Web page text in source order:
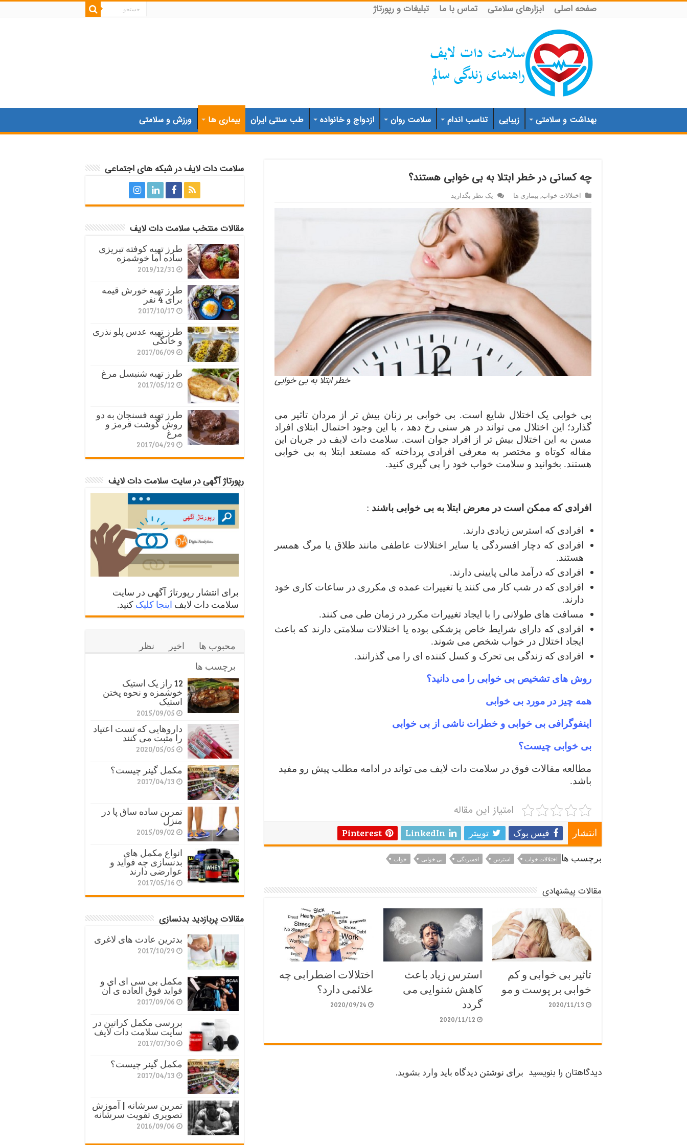
صفحه اصلی ابزارهای سلامتی تماس با ما تبلیغات و رپورتاژ
بهداشت و سلامتی زیبایی تناسب اندام سلامت روان ازدواج و خانواده طب سنتی ایران بیماری ها ورزش و سلامتی
چه کسانی در خطر ابتلا به بی خوابی هستند؟
اختلالات خواب, بیماری ها یک نظر بگذارید
خطر ابتلا به بی خوابی
بی خوابی یک اختلال شایع است. بی خوابی بر زنان بیش تر از مردان تاثیر می
گذارد؛ این اختلال می تواند در هر سنی رخ دهد ، با این وجود احتمال ابتلای افراد
مسن به این اختلال بیش تر از افراد جوان است. سلامت دات لایف در جریان این
مقاله کوتاه و مختصر به معرفی افرادی پرداخته که مستعد ابتلا به بی خوابی
هستند. بخوانید و سلامت خواب خود را پی گیری کنید.
افرادی که ممکن است در معرض ابتلا به بی خوابی باشند :
افرادی که استرس زیادی دارند.
افرادی که دچار افسردگی یا سایر اختلالات عاطفی مانند طلاق یا مرگ همسر
هستند.
افرادی که درآمد مالی پایینی دارند.
افرادی که در شب کار می کنند یا تغییرات عمده ی مکرری در ساعات کاری خود
دارند.
مسافت های طولانی را با ایجاد تغییرات مکرر در زمان طی می کنند.
افرادی که دارای شرایط خاص پزشکی بوده یا اختلالات سلامتی دارند که باعث
ایجاد اختلال در خواب شخص می شوند.
افرادی که زندگی بی تحرک و کسل کننده ای را می گذرانند.
روش های تشخیص بی خوابی را می دانید؟
همه چیز در مورد بی خوابی
اینفوگرافی بی خوابی و خطرات ناشی از بی خوابی
بی خوابی چیست؟
مطالعه مقالات فوق در سلامت دات لایف می تواند در ادامه مطلب پیش رو مفید
باشد.
امتیاز این مقاله
انتشار فیس بوک توییتر LinkedIn
Pinterest
برچسب ها اختلالات خواب استرس افسردگی بی خوابی خواب
مقالات پیشنهادی
تاثیر بی خوابی و کم
خوابی بر پوست و مو
2020/11/13
استرس زیاد باعث
کاهش شنوایی می
گردد
2020/11/12
اختلالات اضطرابی چه
علائمی دارد؟
2020/09/24
دیدگاهتان را بنویسید برای نوشتن دیدگاه باید وارد بشوید.
سلامت دات لایف در شبکه های اجتماعی
مقالات منتخب سلامت دات لایف
طرز تهیه کوفته تبریزی
ساده اما خوشمزه
2019/12/31
طرز تهیه خورش قیمه
برای 4 نفر
2017/10/17
طرز تهیه عدس پلو نذری
و خانگی
2017/06/09
طرز تهیه شنیسل مرغ
2017/05/12
طرز تهیه فسنجان به دو
روش گوشت قرمز و
مرغ
2017/04/29
رپورتاژ آگهی در سایت سلامت دات لایف
برای انتشار رپورتاژ آگهی در سایت
سلامت دات لایف اینجا کلیک کنید.
محبوب ها اخیر
نظر
برچسب ها
12 راز یک استیک
خوشمزه و نحوه پختن
استیک
2015/09/05
داروهایی که تست اعتیاد
را مثبت می کنند
2020/05/05
مکمل گینر چیست؟
2017/04/13
تمرین ساده ساق پا در
منزل
2015/09/02
انواع مکمل های
بدنسازی چه فواید و
عوارضی دارند
2017/05/16
مقالات پربازدید بدنسازی
بدترین عادت های لاغری
2017/10/29
مکمل بی سی ای ای و
فواید فوق العاده ی آن
2017/09/06
بررسی مکمل کراتین در
سایت سلامت دات لایف
2017/07/30
مکمل گینر چیست؟
2017/04/13
تمرین سرشانه | آموزش
تصویری تقویت سرشانه
2016/09/06